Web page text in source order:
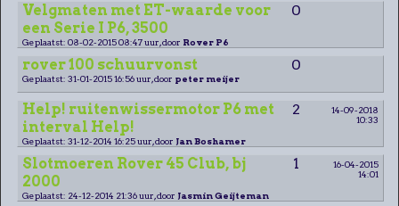
Velgmaten met ET-waarde voor
een Serie I P6, 3500
0
Geplaatst: 08-02-2015 08:47 uur, door Rover P6
rover 100 schuurvonst 0
Geplaatst: 31-01-2015 16:56 uur, door peter meijer
Help! ruitenwissermotor P6 met
interval Help!
2
14-09-2018
10:33
Geplaatst: 31-12-2014 16:25 uur, door Jan Boshamer
Slotmoeren Rover 45 Club, bj
2000
1
16-04-2015
14:01
Geplaatst: 24-12-2014 21:36 uur, door Jasmin Geijteman